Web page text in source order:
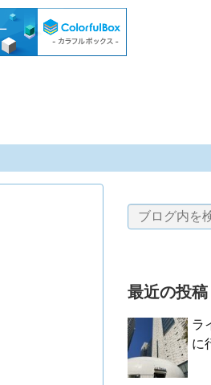
最近の投稿
ラ
に